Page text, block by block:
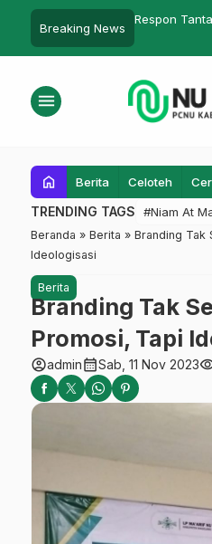
Breaking News
Tantangan Zaman, 100
Medsos Sekolah
Pekalongan Ikuti Pelatihan
menu
home Berita Celoteh
TRENDING TAGS #Niam At
Beranda » Berita » Branding Tak
Ideologisasi
Berita
Branding Tak
Promosi, Tapi
account_circleadmincalendar_monthSab, 11 Nov 2023